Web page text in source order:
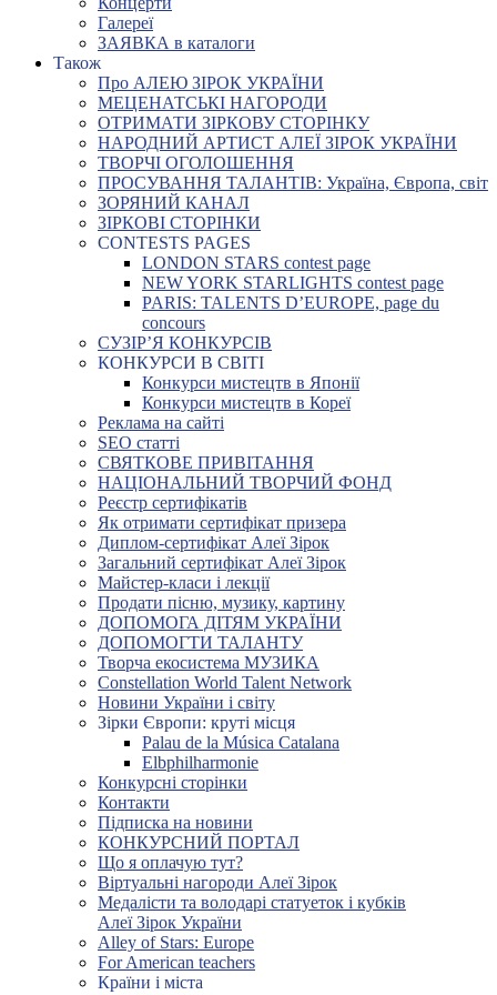
Галереї
ЗАЯВКА в каталоги
Також
Про АЛЕЮ ЗІРОК УКРАЇНИ
МЕЦЕНАТСЬКІ НАГОРОДИ
ОТРИМАТИ ЗІРКОВУ СТОРІНКУ
НАРОДНИЙ АРТИСТ АЛЕЇ ЗІРОК УКРАЇНИ
ТВОРЧІ ОГОЛОШЕННЯ
ПРОСУВАННЯ ТАЛАНТІВ: Україна, Європа, світ
ЗОРЯНИЙ КАНАЛ
ЗІРКОВІ СТОРІНКИ
CONTESTS PAGES
LONDON STARS contest page
NEW YORK STARLIGHTS contest page
PARIS: TALENTS D’EUROPE, page du
concours
СУЗІР’Я КОНКУРСІВ
КОНКУРСИ В СВІТІ
Конкурси мистецтв в Японії
Конкурси мистецтв в Кореї
Реклама на сайті
SEO статті
СВЯТКОВЕ ПРИВІТАННЯ
НАЦІОНАЛЬНИЙ ТВОРЧИЙ ФОНД
Реєстр сертифікатів
Як отримати сертифікат призера
Диплом-сертифікат Алеї Зірок
Загальний сертифікат Алеї Зірок
Майстер-класи і лекції
Продати пісню, музику, картину
ДОПОМОГА ДІТЯМ УКРАЇНИ
ДОПОМОГТИ ТАЛАНТУ
Творча екосистема МУЗИКА
Constellation World Talent Network
Новини України і світу
Зірки Європи: круті місця
Palau de la Música Catalana
Elbphilharmonie
Конкурсні сторінки
Контакти
Підписка на новини
КОНКУРСНИЙ ПОРТАЛ
Що я оплачую тут?
Віртуальні нагороди Алеї Зірок
Медалісти та володарі статуеток і кубків
Алеї Зірок України
Alley of Stars: Europe
For American teachers
Країни і міста